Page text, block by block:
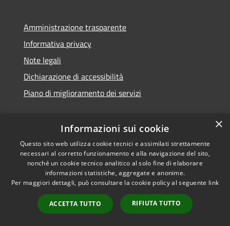
Amministrazione trasparente
Informativa privacy
Note legali
Dichiarazione di accessibilità
Piano di miglioramento dei servizi
RSS
Accessibilità
Privacy
Cookie
Mappa del sito
Webmail
Copyright © 2026 • Comune di
Treviglio • Powered by
Municipium•Accesso
redazione
×
Informazioni sui cookie
Questo sito web utilizza cookie tecnici e assimilati strettamente
necessari al corretto funzionamento e alla navigazione del sito,
nonché un cookie tecnico analitico al solo fine di elaborare
informazioni statistiche, aggregate e anonime.
Per maggiori dettagli, può consultare la cookie policy al seguente link
ACCETTA TUTTO RIFIUTA TUTTO